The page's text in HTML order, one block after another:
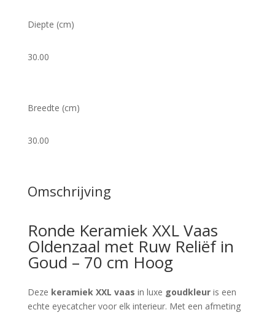
Diepte (cm)
30.00
Breedte (cm)
30.00
Omschrijving
Ronde Keramiek XXL Vaas
Oldenzaal met Ruw Reliëf in
Goud – 70 cm Hoog
Deze keramiek XXL vaas in luxe goudkleuris een
echte eyecatcher voor elk interieur. Met een afmeting